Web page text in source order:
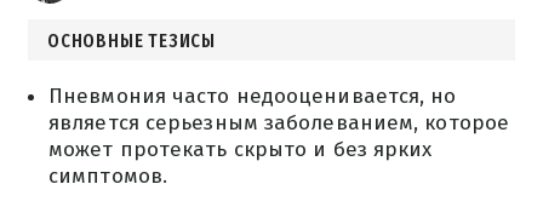
ОСНОВНЫЕ ТЕЗИСЫ
Пневмония часто недооценивается, но
является серьезным заболеванием, которое
может протекать скрыто и без ярких
симптомов.